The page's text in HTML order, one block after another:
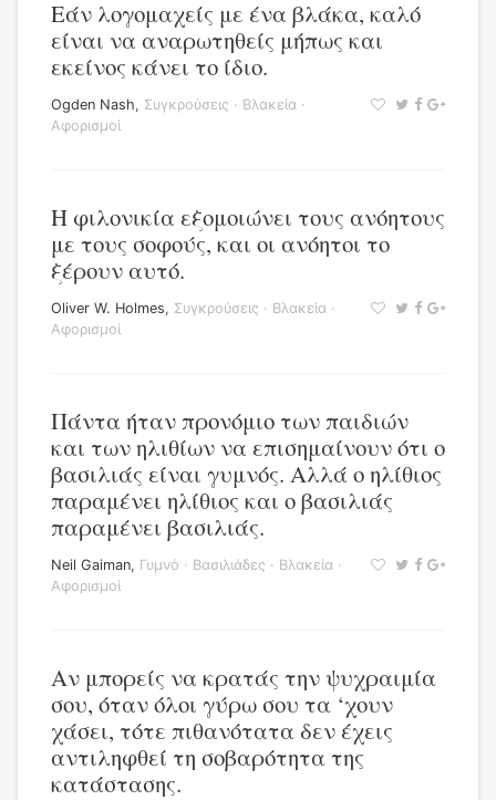
Εάν λογομαχείς με ένα βλάκα, καλό
είναι να αναρωτηθείς μήπως και
εκείνος κάνει το ίδιο.
Ogden Nash, Συγκρούσεις · Βλακεία ·
Αφορισμοί
Η φιλονικία εξομοιώνει τους ανόητους
με τους σοφούς, και οι ανόητοι το
ξέρουν αυτό.
Oliver W. Holmes, Συγκρούσεις · Βλακεία ·
Αφορισμοί
Πάντα ήταν προνόμιο των παιδιών
και των ηλιθίων να επισημαίνουν ότι ο
βασιλιάς είναι γυμνός. Αλλά ο ηλίθιος
παραμένει ηλίθιος και ο βασιλιάς
παραμένει βασιλιάς.
Neil Gaiman, Γυμνό · Βασιλιάδες · Βλακεία ·
Αφορισμοί
Αν μπορείς να κρατάς την ψυχραιμία
σου, όταν όλοι γύρω σου τα ‘χουν
χάσει, τότε πιθανότατα δεν έχεις
αντιληφθεί τη σοβαρότητα της
κατάστασης.